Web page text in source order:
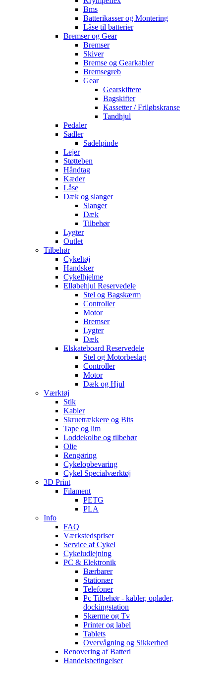
Bms
Batterikasser og Montering
Låse til batterier
Bremser og Gear
Bremser
Skiver
Bremse og Gearkabler
Bremsegreb
Gear
Gearskiftere
Bagskifter
Kassetter / Friløbskranse
Tandhjul
Pedaler
Sadler
Sadelpinde
Lejer
Støtteben
Håndtag
Kæder
Låse
Dæk og slanger
Slanger
Dæk
Tilbehør
Lygter
Outlet
Tilbehør
Cykeltøj
Handsker
Cykelhjelme
Elløbehjul Reservedele
Stel og Bagskærm
Controller
Motor
Bremser
Lygter
Dæk
Elskateboard Reservedele
Stel og Motorbeslag
Controller
Motor
Dæk og Hjul
Værktøj
Stik
Kabler
Skruetrækkere og Bits
Tape og lim
Loddekolbe og tilbehør
Olie
Rengøring
Cykelopbevaring
Cykel Specialværktøj
3D Print
Filament
PETG
PLA
Info
FAQ
Værkstedspriser
Service af Cykel
Cykeludlejning
PC & Elektronik
Bærbarer
Stationær
Telefoner
Pc Tilbehør - kabler, oplader,
dockingstation
Skærme og Tv
Printer og label
Tablets
Overvågning og Sikkerhed
Renovering af Batteri
Handelsbetingelser